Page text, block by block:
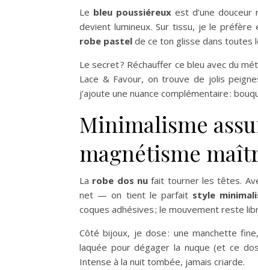
Le bleu poussiéreux est d’une douceur
devient lumineux. Sur tissu, je le préfère
robe pastel de ce ton glisse dans toutes
Le secret ? Réchauffer ce bleu avec du
Lace & Favour, on trouve de jolis
j’ajoute une nuance complémentaire :
Minimalisme
magnétisme
La robe dos nufait tourner les têtes.
net — on tient le parfait style
coques adhésives ; le mouvement reste
Côté bijoux, je dose : une manchette
laquée pour dégager la nuque (et ce
Intense à la nuit tombée, jamais criarde.